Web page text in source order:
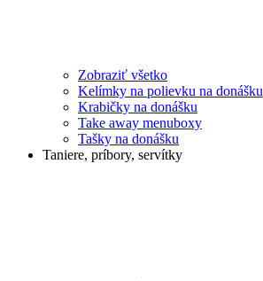
Zobraziť všetko
Kelímky na polievku na donášku
Krabičky na donášku
Take away menuboxy
Tašky na donášku
Taniere, príbory, servítky